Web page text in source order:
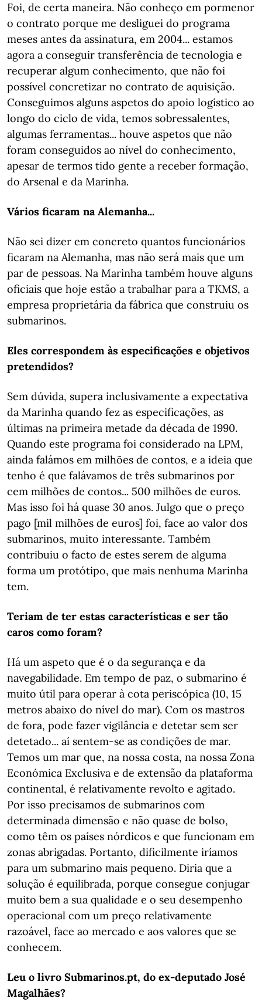
Foi, de certa maneira. Não conheço em pormenor
o contrato porque me desliguei do programa
meses antes da assinatura, em 2004... estamos
agora a conseguir transferência de tecnologia e
recuperar algum conhecimento, que não foi
possível concretizar no contrato de aquisição.
Conseguimos alguns aspetos do apoio logístico ao
longo do ciclo de vida, temos sobressalentes,
algumas ferramentas... houve aspetos que não
foram conseguidos ao nível do conhecimento,
apesar de termos tido gente a receber formação,
do Arsenal e da Marinha.
Vários ficaram na Alemanha...
Não sei dizer em concreto quantos funcionários
ficaram na Alemanha, mas não será mais que um
par de pessoas. Na Marinha também houve alguns
oficiais que hoje estão a trabalhar para a TKMS, a
empresa proprietária da fábrica que construiu os
submarinos.
Eles correspondem às especificações e objetivos
pretendidos?
Sem dúvida, supera inclusivamente a expectativa
da Marinha quando fez as especificações, as
últimas na primeira metade da década de 1990.
Quando este programa foi considerado na LPM,
ainda falámos em milhões de contos, e a ideia que
tenho é que falávamos de três submarinos por
cem milhões de contos... 500 milhões de euros.
Mas isso foi há quase 30 anos. Julgo que o preço
pago [mil milhões de euros] foi, face ao valor dos
submarinos, muito interessante. Também
contribuiu o facto de estes serem de alguma
forma um protótipo, que mais nenhuma Marinha
tem.
Teriam de ter estas características e ser tão
caros como foram?
Há um aspeto que é o da segurança e da
navegabilidade. Em tempo de paz, o submarino é
muito útil para operar à cota periscópica (10, 15
metros abaixo do nível do mar). Com os mastros
de fora, pode fazer vigilância e detetar sem ser
detetado... aí sentem-se as condições de mar.
Temos um mar que, na nossa costa, na nossa Zona
Económica Exclusiva e de extensão da plataforma
continental, é relativamente revolto e agitado.
Por isso precisamos de submarinos com
determinada dimensão e não quase de bolso,
como têm os países nórdicos e que funcionam em
zonas abrigadas. Portanto, dificilmente iríamos
para um submarino mais pequeno. Diria que a
solução é equilibrada, porque consegue conjugar
muito bem a sua qualidade e o seu desempenho
operacional com um preço relativamente
razoável, face ao mercado e aos valores que se
conhecem.
Leu o livro Submarinos.pt, do ex-deputado José
Magalhães?